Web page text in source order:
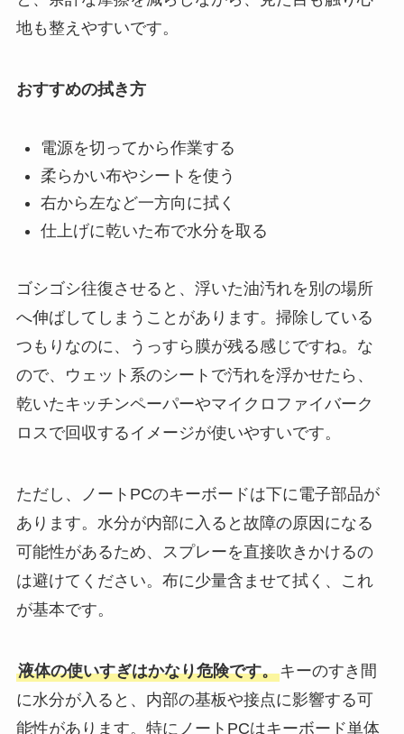
地も整えやすいです。
おすすめの拭き方
電源を切ってから作業する
柔らかい布やシートを使う
右から左など一方向に拭く
仕上げに乾いた布で水分を取る
ゴシゴシ往復させると、浮いた油汚れを別の場所
へ伸ばしてしまうことがあります。掃除している
つもりなのに、うっすら膜が残る感じですね。な
ので、ウェット系のシートで汚れを浮かせたら、
乾いたキッチンペーパーやマイクロファイバーク
ロスで回収するイメージが使いやすいです。
ただし、ノートPCのキーボードは下に電子部品が
あります。水分が内部に入ると故障の原因になる
可能性があるため、スプレーを直接吹きかけるの
は避けてください。布に少量含ませて拭く、これ
が基本です。
液体の使いすぎはかなり危険です。キーのすき間
に水分が入ると、内部の基板や接点に影響する可
能性があります。特にノートPCはキーボード単体